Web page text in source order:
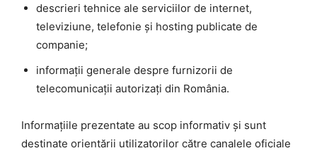
descrieri tehnice ale serviciilor de internet,
televiziune, telefonie și hosting publicate de
companie;
informații generale despre furnizorii de
telecomunicații autorizați din România.
Informațiile prezentate au scop informativ și sunt
destinate orientării utilizatorilor către canalele oficiale